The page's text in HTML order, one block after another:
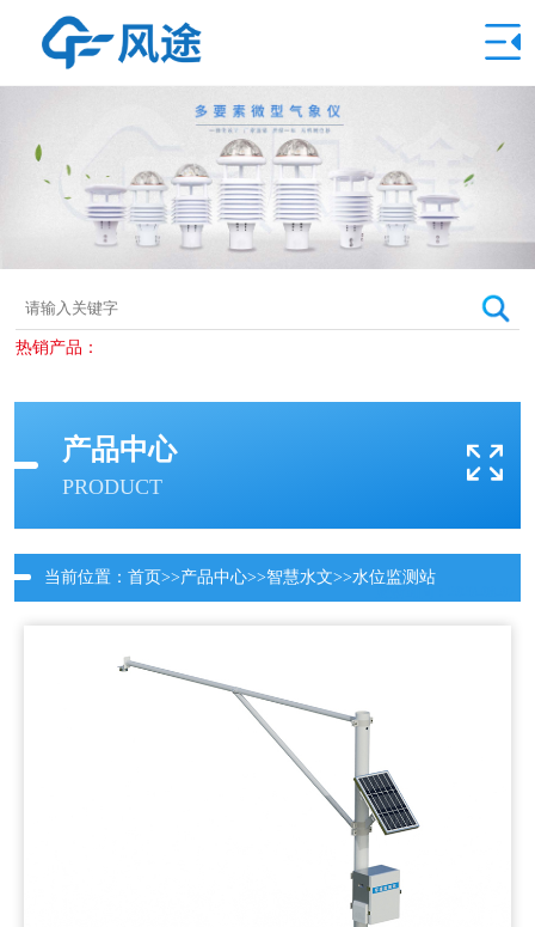
热销产品：
产品中心
PRODUCT
当前位置： 首页>>产品中心>>智慧水文>>水位监测站